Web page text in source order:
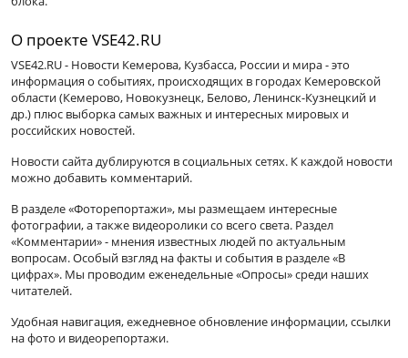
О проекте VSE42.RU
VSE42.RU - Новости Кемерова, Кузбасса, России и мира - это
информация о событиях, происходящих в городах Кемеровской
области (Кемерово, Новокузнецк, Белово, Ленинск-Кузнецкий и
др.) плюс выборка самых важных и интересных мировых и
российских новостей.
Новости сайта дублируются в социальных сетях. К каждой новости
можно добавить комментарий.
В разделе «Фоторепортажи», мы размещаем интересные
фотографии, а также видеоролики со всего света. Раздел
«Комментарии» - мнения известных людей по актуальным
вопросам. Особый взгляд на факты и события в разделе «В
цифрах». Мы проводим еженедельные «Опросы» среди наших
читателей.
Удобная навигация, ежедневное обновление информации, ссылки
на фото и видеорепортажи.